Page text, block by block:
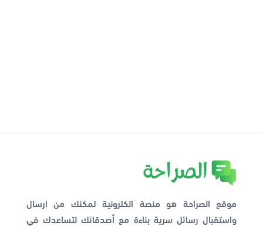
موقع الصراحة هو منصة الكترونية تمكنك من ارسال
واستقبال رسائل سرية بناءة مع أصدقائك لتساعدك في